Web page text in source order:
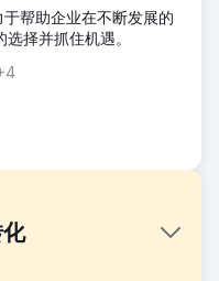
帮助企业在不断发展的
择并抓住机遇。